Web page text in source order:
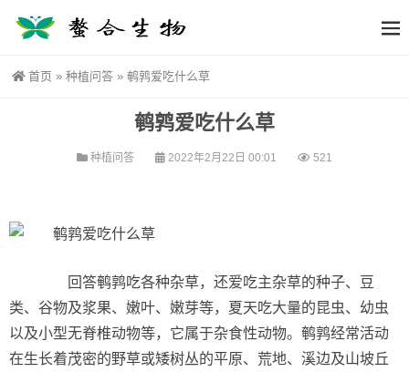
首页 » 种植问答 » 鹌鹑爱吃什么草
鹌鹑爱吃什么草
种植问答 2022年2月22日 00:01 521
回答鹌鹑吃各种杂草，还爱吃主杂草的种子、豆
类、谷物及浆果、嫩叶、嫩芽等，夏天吃大量的昆虫、幼虫
以及小型无脊椎动物等，它属于杂食性动物。鹌鹑经常活动
在生长着茂密的野草或矮树丛的平原、荒地、溪边及山坡丘